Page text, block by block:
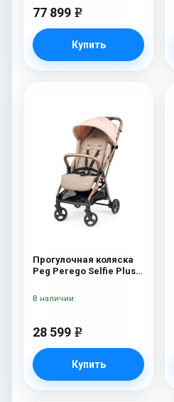
77 899 e
Купить
Прогулочная коляска
Peg Perego Selfie Plus
28 599 e
Купить
В наличии